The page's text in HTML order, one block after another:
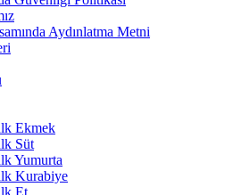
Aydınlatma Metni
Ekmek
Süt
Yumurta
Kurabiye
Et